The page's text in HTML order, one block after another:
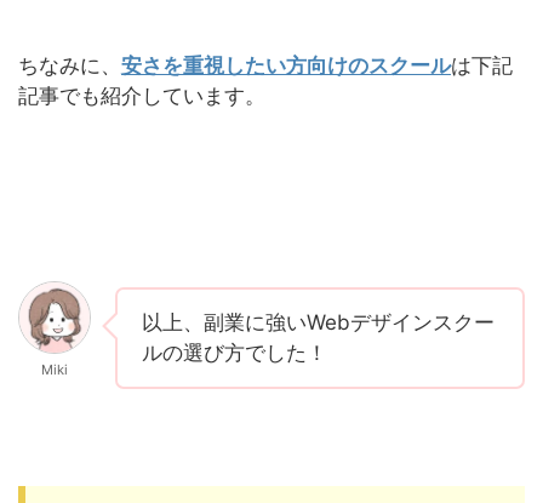
ちなみに、 安さを重視したい方向けのスクールは下記
記事でも紹介しています。
Miki
以上、副業に強いWebデザインスクー
ルの選び方でした！